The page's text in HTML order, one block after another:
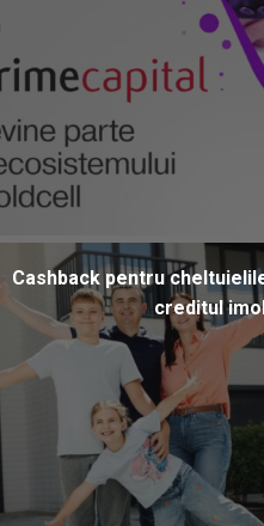
Cashback pentru
creditul